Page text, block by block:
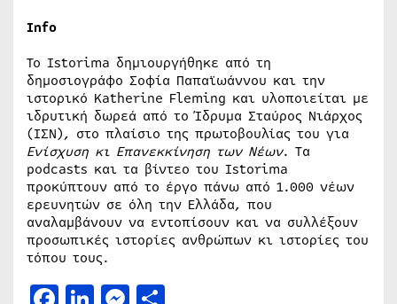
Info
Το Istorima δημιουργήθηκε από τη
δημοσιογράφο Σοφία Παπαϊωάννου και την
ιστορικό Katherine Fleming και υλοποιείται με
ιδρυτική δωρεά από το Ίδρυμα Σταύρος Νιάρχος
(ΙΣΝ), στο πλαίσιο της πρωτοβουλίας του για
Ενίσχυση κι Επανεκκίνηση των Νέων. Τα
podcasts και τα βίντεο του Istorima
προκύπτουν από το έργο πάνω από 1.000 νέων
ερευνητών σε όλη την Ελλάδα, που
αναλαμβάνουν να εντοπίσουν και να συλλέξουν
προσωπικές ιστορίες ανθρώπων κι ιστορίες του
τόπου τους.